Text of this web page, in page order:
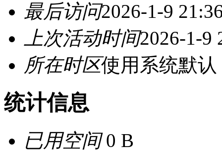
最后访问2026-1-9
上次活动时间2026-1-9
所在时区使用系统默认
统计信息
已用空间0 B